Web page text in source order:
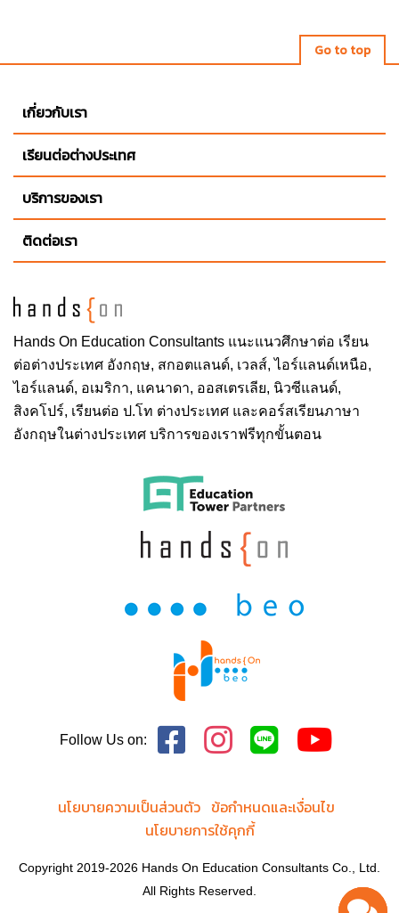
U.S.
Illinois Institute of Technology
University of Cincinnati
Go to top
Hands On Education Consultants แนะแนวศึกษาต่อ เรียน
ต่อต่างประเทศ อังกฤษ, สกอตแลนด์, เวลส์, ไอร์แลนด์เหนือ,
ไอร์แลนด์, อเมริกา, แคนาดา, ออสเตรเลีย, นิวซีแลนด์,
สิงคโปร์, เรียนต่อ ป.โท ต่างประเทศ และคอร์สเรียนภาษา
อังกฤษในต่างประเทศ บริการของเราฟรีทุกขั้นตอน
เกี่ยวกับเรา
เรียนต่อต่างประเทศ
บริการของเรา
ติดต่อเรา
Follow Us on:
นโยบายความเป็นส่วนตัว ข้อกำหนดและเงื่อนไข
นโยบายการใช้คุกกี้
Copyright 2019-2026 Hands On Education Consultants Co., Ltd.
All Rights Reserved.